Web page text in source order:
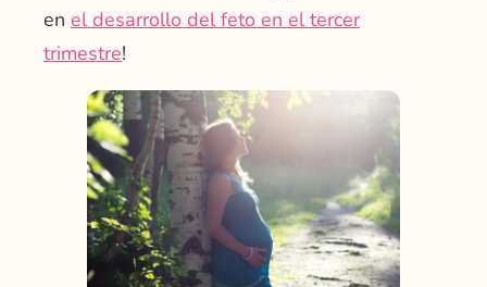
en el desarrollo del feto en el tercer
trimestre!